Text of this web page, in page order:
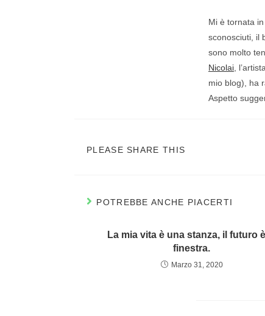
Mi è tornata
sconosciuti, il
sono molto
Nicolai ,
mio blog), ha
Aspetto
PLEASE SHARE THIS
POTREBBE ANCHE PIACERTI
La mia vita è una stanza, il futuro
finestra.
Marzo 31, 2020